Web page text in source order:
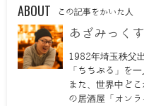
ABOUT この記事をかいた人
あざみっくす
1982年埼玉秩父出
「ちちぶる」を
また、世界中ど
の居酒屋「オンラ